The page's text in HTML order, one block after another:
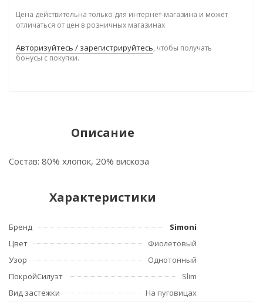
Цена действительна только для интернет-магазина и может
отличаться от цен в розничных магазинах
Авторизуйтесь / зарегистрируйтесь, чтобы получать
бонусы с покупки.
Описание
Состав: 80% хлопок, 20% вискоза
Характеристики
Бренд
Simoni
Цвет
Фиолетовый
Узор
Однотонный
ПокройСилуэт
Slim
Вид застежки
На пуговицах